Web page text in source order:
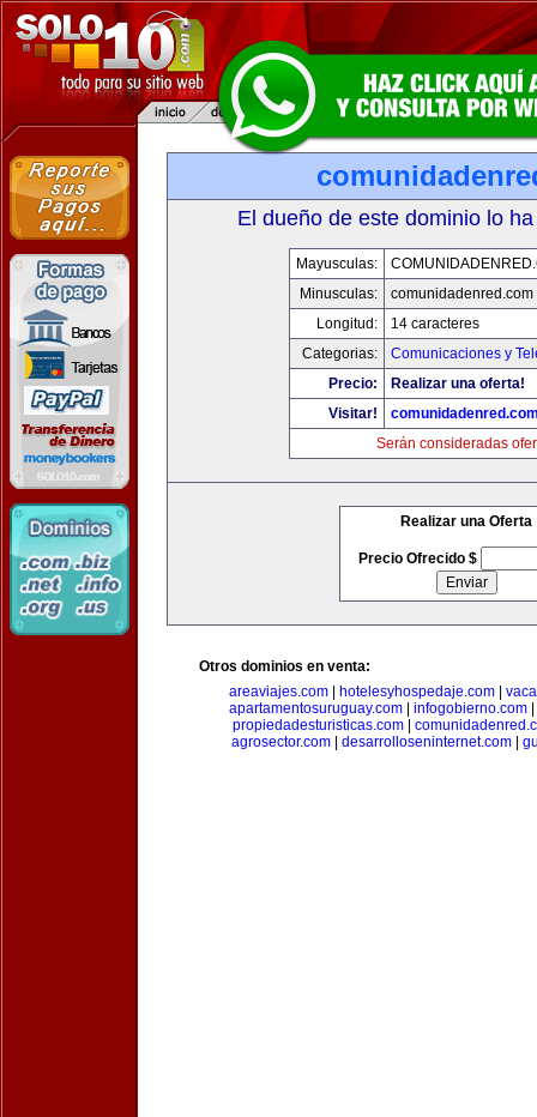
El dueño de este dominio lo
Mayusculas:
Minusculas:
comunidadenred.com
Longitud:
14 caracteres
Categorias:
Comunicaciones y
Precio:
Realizar una oferta!
Visitar!
Serán consideradas
Realizar una Oferta
Precio Ofrecido $
Otros dominios en venta:
areaviajes.com
hotelesyhospedaje.com
apartamentosuruguay.com
infogobierno.com
propiedadesturisticas.com|
agrosector.com
desarrolloseninternet.com